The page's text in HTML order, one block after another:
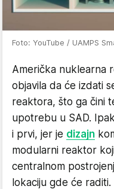
Foto: YouTube / UAMPS
Američka nuklearna
objavila da će izdati
reaktora, što ga čini
upotrebu u SAD.
i prvi, jer je dizajn
modularni reaktor
centralnom
lokaciju gde će